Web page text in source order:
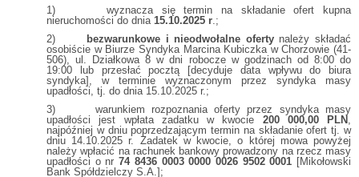
1) wyznacza się termin na składanie ofert kupna
nieruchomości do dnia 15.10.2025 r .;
2)
bezwarunkowe i nieodwołalne ofertynależy składać
osobiście w Biurze Syndyka Marcina Kubiczka w Chorzowie (41-
506), ul. Działkowa 8 w dni robocze w godzinach od 8:00 do
19:00 lub przesłać pocztą [decyduje data wpływu do biura
syndyka], w terminie wyznaczonym przez syndyka masy
upadłości, tj. do dnia 15.10.2025 r.;
3) warunkiem rozpoznania oferty przez syndyka masy
upadłości jest wpłata zadatku w kwocie 200 000,00 PLN
najpóźniej w dniu poprzedzającym termin na składanie ofert tj. w
dniu 14.10.2025 r. Zadatek w kwocie, o której mowa powyżej
należy wpłacić na rachunek bankowy prowadzony na rzecz masy
upadłości o nr74 8436 0003 0000 0026 9502 0001 [Mikołowski
Bank Spółdzielczy S.A.];